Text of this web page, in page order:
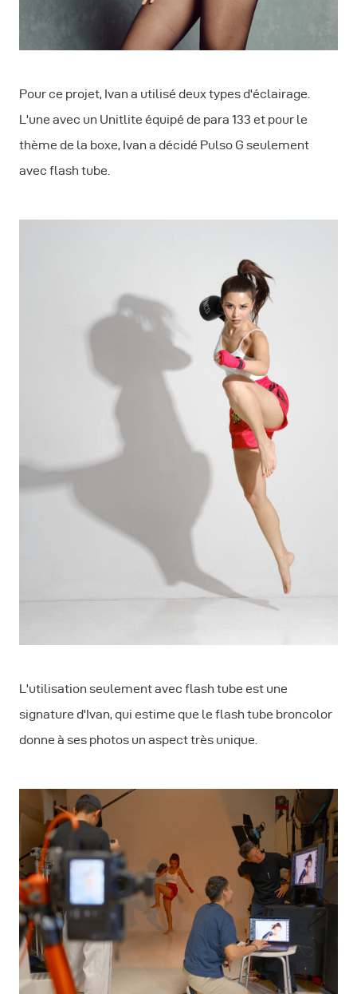
Pour ce projet, Ivan a utilisé deux types d'éclairage.
L'une avec un Unitlite équipé de para 133 et pour le
thème de la boxe, Ivan a décidé Pulso G seulement
avec flash tube.
L'utilisation seulement avec flash tube est une
signature d'Ivan, qui estime que le flash tube broncolor
donne à ses photos un aspect très unique.